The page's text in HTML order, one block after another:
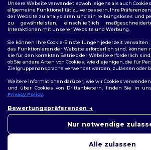
Allgemeine Geschäftsbedingungen
Datenschutzbestimmungen|Cookie-Richtlinie|
Folge uns
Unsere Website verwendet sowohl eigene als auch
allgemeine Funktionalität zu verbessern, Ihre
der Website zu analysieren und ein reibungsloses und
zu gewährleisten, einschließlich
Interaktionen mit unserer Website und Werbung.
Sie können Ihre Cookie-Einstellungen jederzeit verwalten.
das Funktionieren der Website erforderlich sind, können
sie für den korrekten Betrieb der Website erforderlich
ob Sie andere Arten von Cookies, wie diejenigen, die für
Zielgruppenansprache verwendet werden, zulassen oder
Weitere Informationen darüber, wie wir Cookies
und über Cookies von Drittanbietern, finden Sie in
Privacy Policy.
Bewertungspräferenzen
Nur notwendige
Alle zulassen
uns jederzeit
Ihnen zu helfen.